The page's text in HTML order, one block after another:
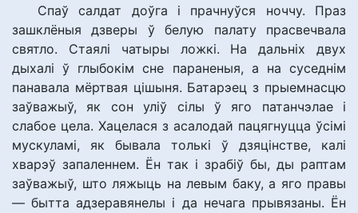
Спаў салдат доўга і прачнуўся ноччу. Праз
зашклёныя дзверы ў белую палату прасвечвала
святло. Стаялі чатыры ложкі. На дальніх двух
дыхалі ў глыбокім сне параненыя, а на суседнім
панавала мёртвая цішыня. Батарэец з прыемнасцю
заўважыў, як сон уліў сілы ў яго патанчэлае і
слабое цела. Хацелася з асалодай пацягнуцца ўсімі
мускуламі, як бывала толькі ў дзяцінстве, калі
хварэў запаленнем. Ён так і зрабіў бы, ды раптам
заўважыў, што ляжыць на левым баку, а яго правы
— бытта адзеравянелы і да нечага прывязаны. Ён